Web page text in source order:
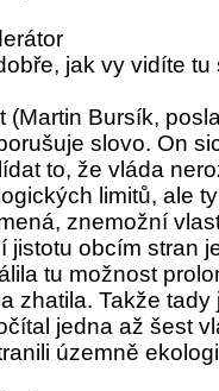
jak vy vidíte tu
(Martin Bursík,
slovo. On
to, že vláda
limitů, ale
znemožní
jistotu obcím stran
tu možnost
zhatila. Takže
jedna až šest
územně